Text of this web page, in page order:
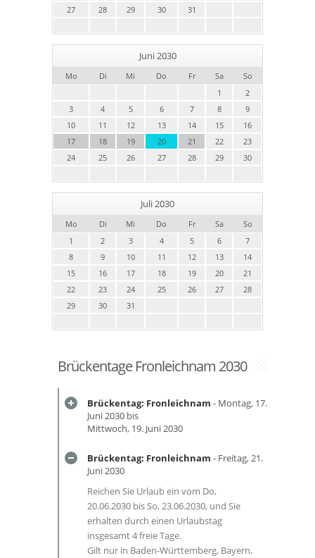
27
28 29 30 31
Juni 2030
Mo Di Mi Do Fr Sa
So
1
2
3
4 5 6 7 8
9
10
11 12 13 14 15
16
17
18 19 20 21 22
23
24
25 26 27 28 29 30
Juli 2030
Mo Di Mi Do Fr Sa
So
1
2 3 4 5 6
7
8
9 10 11 12 13
14
15
16 17 18 19 20
21
22
23 24 25 26 27
28
29
30 31
Brückentage Fronleichnam 2030
Brückentag: Fronleichnam - Montag, 17.
Juni 2030 bis
Mittwoch, 19. Juni 2030
Brückentag: Fronleichnam - Freitag, 21.
Juni 2030
Reichen Sie Urlaub ein vom Do,
20.06.2030 bis So, 23.06.2030, und Sie
erhalten durch einen Urlaubstag
insgesamt 4 freie Tage.
Gilt nur in Baden-Württemberg, Bayern,